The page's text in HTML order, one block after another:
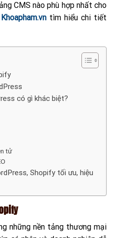
CMS nào phù hợp nhất cho
Khoapham.vn tìm hiểu chi tiết
có gì khác biệt?
tử
Shopify tối ưu, hiệu
những nền tảng thương mại